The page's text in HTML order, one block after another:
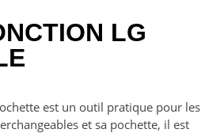
LG
est un outil pratique pour les
et sa pochette, il est